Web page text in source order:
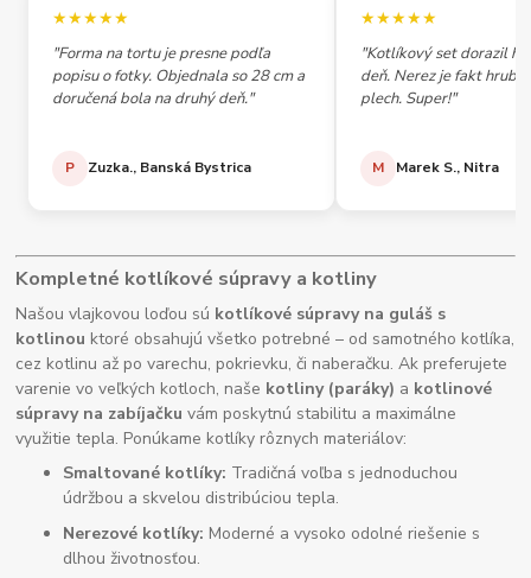
★★★★★
"Forma na tortu je presne podľa
popisu o fotky. Objednala so 28 cm a
doručená bola na druhý deň."
P Zuzka., Banská Bystrica
★★★★★
"Kotlíkový set dorazil
deň. Nerez je fakt
plech. Super!"
M Marek S., Nitra
Kompletné kotlíkové súpravy a kotliny
Našou vlajkovou loďou sú kotlíkové súpravy na guláš s
kotlinou ktoré obsahujú všetko potrebné – od samotného kotlíka,
cez kotlinu až po varechu, pokrievku, či naberačku. Ak preferujete
varenie vo veľkých kotloch, naše kotliny (paráky) a kotlinové
súpravy na zabíjačku vám poskytnú stabilitu a maximálne
využitie tepla. Ponúkame kotlíky rôznych materiálov:
Smaltované kotlíky: Tradičná voľba s jednoduchou
údržbou a skvelou distribúciou tepla.
Nerezové kotlíky: Moderné a vysoko odolné riešenie s
dlhou životnosťou.